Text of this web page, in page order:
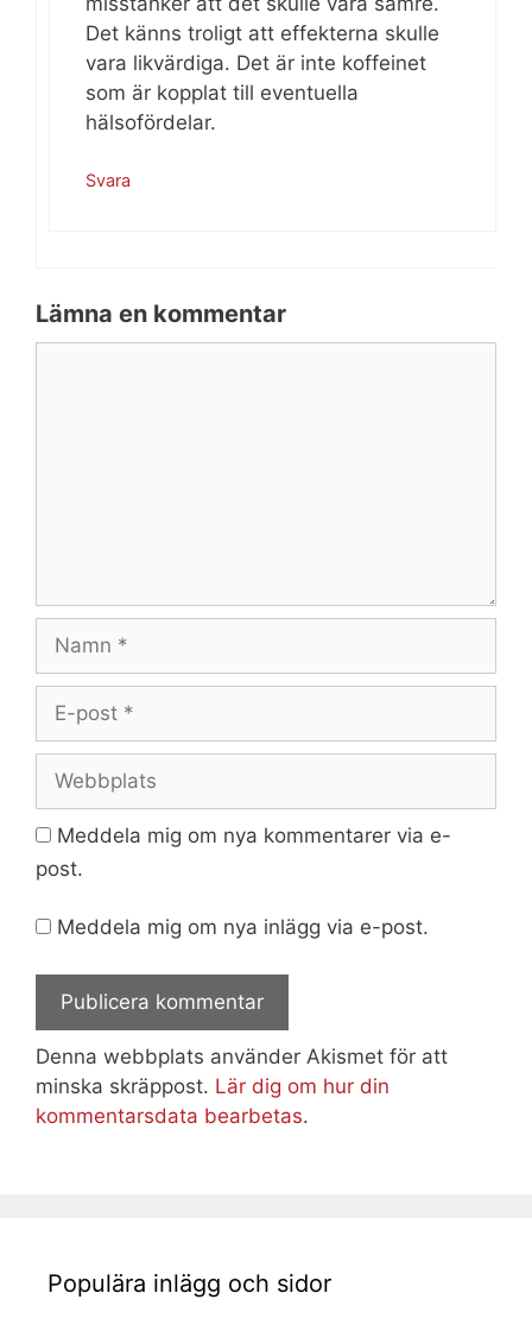
Det känns troligt att effekterna skulle
vara likvärdiga. Det är inte koffeinet
som är kopplat till eventuella
hälsofördelar.
Svara
Lämna en kommentar
post
Meddela mig om nya kommentarer via e-
post.
Meddela mig om nya inlägg via e-post.
Denna webbplats använder Akismet för att
minska skräppost. Lär dig om hur din
kommentarsdata bearbetas.
Populära inlägg och sidor